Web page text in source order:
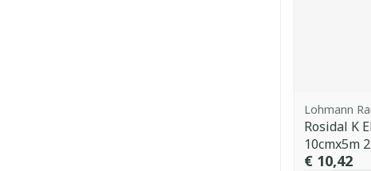
Lohmann
Rosidal K
10cmx5m
€ 10,42